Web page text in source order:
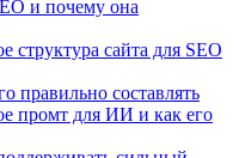
структура сайта для SEO
промт для ИИ и как его